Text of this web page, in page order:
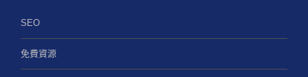
SEO
免費資源